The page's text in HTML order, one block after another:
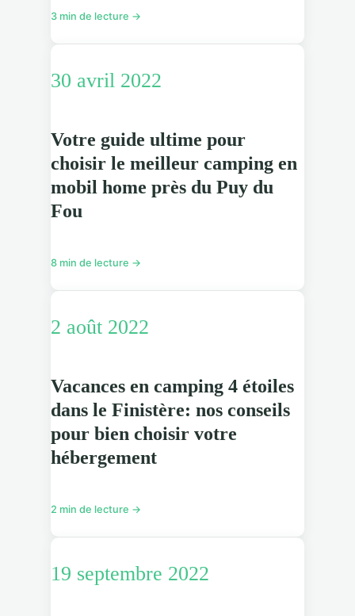
3 min de lecture →
30 avril 2022
Votre guide ultime pour
choisir le meilleur camping en
mobil home près du Puy du
Fou
8 min de lecture →
2 août 2022
Vacances en camping 4 étoiles
dans le Finistère: nos conseils
pour bien choisir votre
hébergement
2 min de lecture →
19 septembre 2022